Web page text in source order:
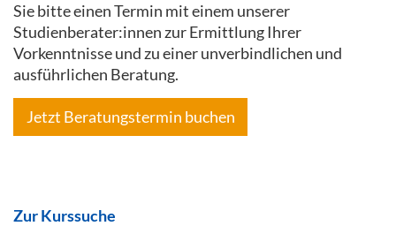
Sie bitte einen Termin mit einem unserer
Studienberater:innen zur Ermittlung Ihrer
Vorkenntnisse und zu einer unverbindlichen und
ausführlichen Beratung.
Jetzt Beratungstermin buchen
Zur Kurssuche